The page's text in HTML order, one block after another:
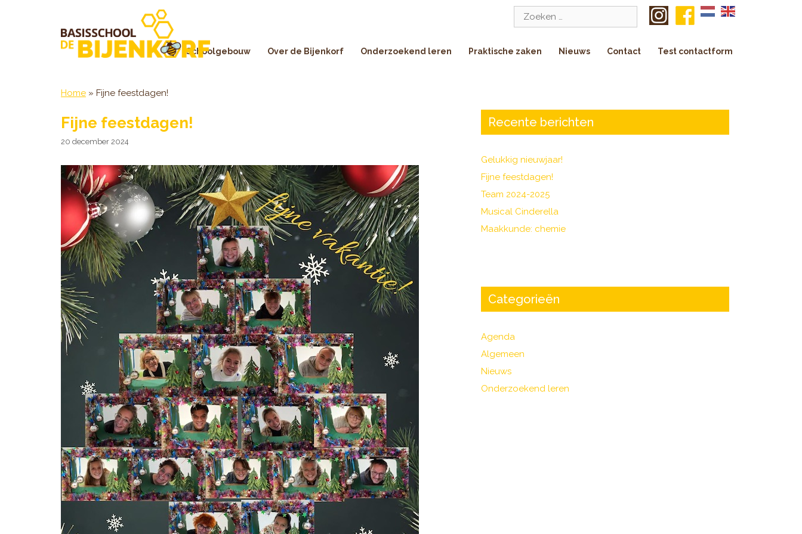
Zoek
naar:
Schoolgebouw Over de Bijenkorf Onderzoekend leren Praktische zaken Nieuws Contact Test contactform
Home » Fijne feestdagen!
Fijne feestdagen!
20 december 2024
Recente berichten
Gelukkig nieuwjaar!
Fijne feestdagen!
Team 2024-2025
Musical Cinderella
Maakkunde: chemie
Categorieën
Agenda
Algemeen
Nieuws
Onderzoekend leren